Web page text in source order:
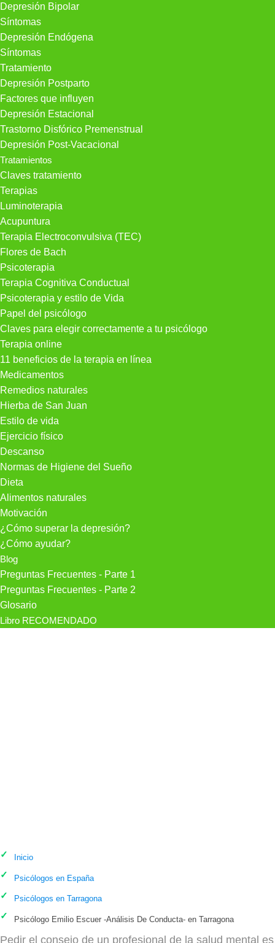
Depresión Bipolar
Síntomas
Depresión Endógena
Síntomas
Tratamiento
Depresión Postparto
Factores que influyen
Depresión Estacional
Trastorno Disfórico Premenstrual
Depresión Post-Vacacional
Tratamientos
Claves tratamiento
Terapias
Luminoterapia
Acupuntura
Terapia Electroconvulsiva (TEC)
Flores de Bach
Psicoterapia
Terapia Cognitiva Conductual
Psicoterapia y estilo de Vida
Papel del psicólogo
Claves para elegir correctamente a tu psicólogo
Terapia online
11 beneficios de la terapia en línea
Medicamentos
Remedios naturales
Hierba de San Juan
Estilo de vida
Ejercicio físico
Descanso
Normas de Higiene del Sueño
Dieta
Alimentos naturales
Motivación
¿Cómo superar la depresión?
¿Cómo ayudar?
Blog
Preguntas Frecuentes - Parte 1
Preguntas Frecuentes - Parte 2
Glosario
Libro RECOMENDADO
Inicio
Psicólogos en España
Psicólogos en Tarragona
Psicólogo Emilio Escuer -Análisis De Conducta- en Tarragona
Pedir el consejo de un profesional de la salud mental es